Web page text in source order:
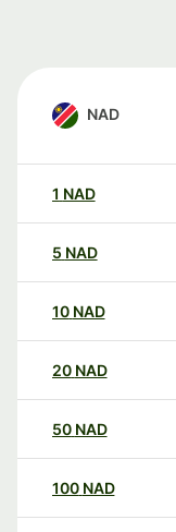
NAD
1 NAD
5 NAD
10 NAD
20 NAD
50 NAD
100 NAD